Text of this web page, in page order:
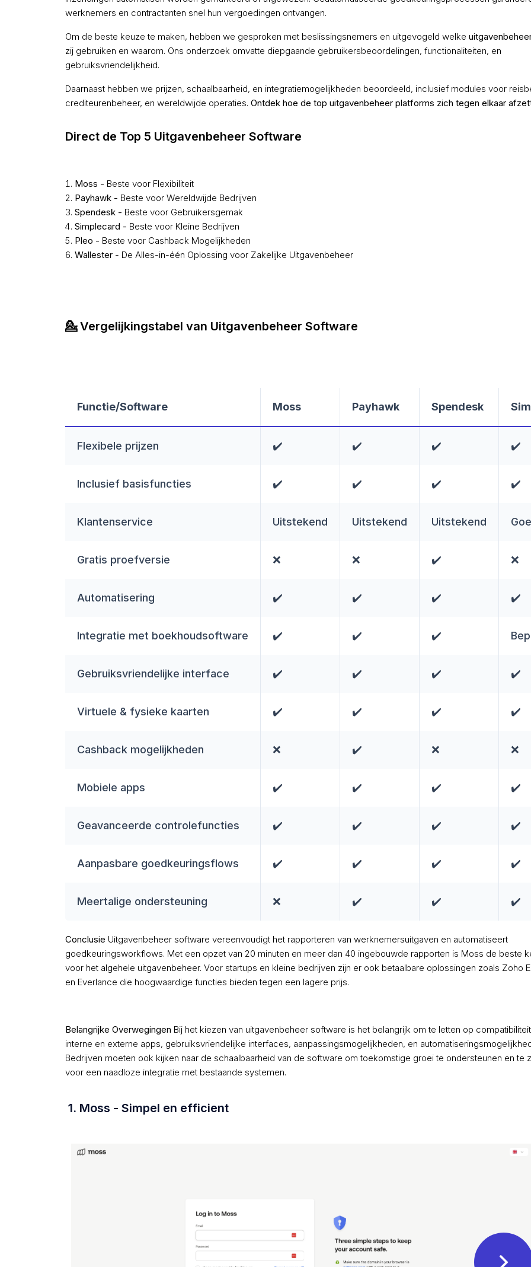
werknemers en contractanten snel hun vergoedingen ontvangen.
Om de beste keuze te maken, hebben we gesproken met beslissingsnemers en uitgevogeld welke
zij gebruiken en waarom. Ons onderzoek omvatte diepgaande gebruikersbeoordelingen, functionaliteiten, en
gebruiksvriendelijkheid.
Daarnaast hebben we prijzen, schaalbaarheid, en integratiemogelijkheden beoordeeld, inclusief modules voor
crediteurenbeheer, en wereldwijde operaties. Ontdek hoe de top uitgavenbeheer platforms zich tegen elkaar
Direct de Top 5 Uitgavenbeheer Software
Moss - Beste voor Flexibiliteit
Payhawk - Beste voor Wereldwijde Bedrijven
Spendesk - Beste voor Gebruikersgemak
Simplecard - Beste voor Kleine Bedrijven
Pleo - Beste voor Cashback Mogelijkheden
Wallester - De Alles-in-één Oplossing voor Zakelijke Uitgavenbeheer
💁 Vergelijkingstabel van Uitgavenbeheer Software
Functie/Software Moss Payhawk Spendesk
Flexibele prijzen ✔️ ✔️ ✔️ ✔️
Inclusief basisfuncties ✔️ ✔️ ✔️ ✔️
Klantenservice Uitstekend Uitstekend Uitstekend
Gratis proefversie ❌ ❌ ✔️ ❌
Automatisering ✔️ ✔️ ✔️ ✔️
Integratie met boekhoudsoftware ✔️ ✔️ ✔️
Gebruiksvriendelijke interface ✔️ ✔️ ✔️ ✔️
Virtuele & fysieke kaarten ✔️ ✔️ ✔️ ✔️
Cashback mogelijkheden ❌ ✔️ ❌ ❌
Mobiele apps ✔️ ✔️ ✔️ ✔️
Geavanceerde controlefuncties ✔️ ✔️ ✔️ ✔️
Aanpasbare goedkeuringsflows ✔️ ✔️ ✔️ ✔️
Meertalige ondersteuning ❌ ✔️ ✔️ ✔️
Conclusie Uitgavenbeheer software vereenvoudigt het rapporteren van werknemersuitgaven en automatiseert
goedkeuringsworkflows. Met een opzet van 20 minuten en meer dan 40 ingebouwde rapporten is Moss de beste
voor het algehele uitgavenbeheer. Voor startups en kleine bedrijven zijn er ook betaalbare oplossingen zoals Zoho
en Everlance die hoogwaardige functies bieden tegen een lagere prijs.
Belangrijke Overwegingen Bij het kiezen van uitgavenbeheer software is het belangrijk om te letten op
interne en externe apps, gebruiksvriendelijke interfaces, aanpassingsmogelijkheden, en
Bedrijven moeten ook kijken naar de schaalbaarheid van de software om toekomstige groei te ondersteunen en te
voor een naadloze integratie met bestaande systemen.
1. Moss - Simpel en efficient